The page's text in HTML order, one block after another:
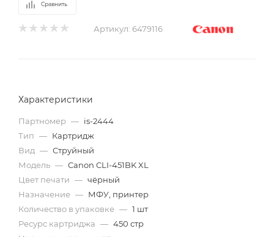
Сравнить
Артикул: 6479116
Характеристики
Партномер — is-2444
Тип — Картридж
Вид — Струйный
Модель — Canon CLI-451BK XL
Цвет печати — чёрный
Назначение — МФУ, принтер
Количество в упаковке — 1 шт
Ресурс картриджа — 450 стр